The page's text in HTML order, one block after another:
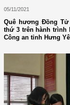
05/11/2021
Quê hương Đồng Tử
thứ 3 trên hành trình
Công an tỉnh Hưng